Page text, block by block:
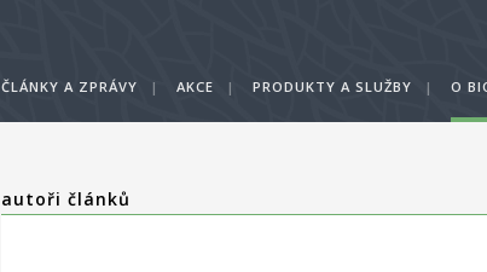
ČLÁNKY A ZPRÁVY | AKCE | PRODUKTY A SLUŽBY | O
autoři článků